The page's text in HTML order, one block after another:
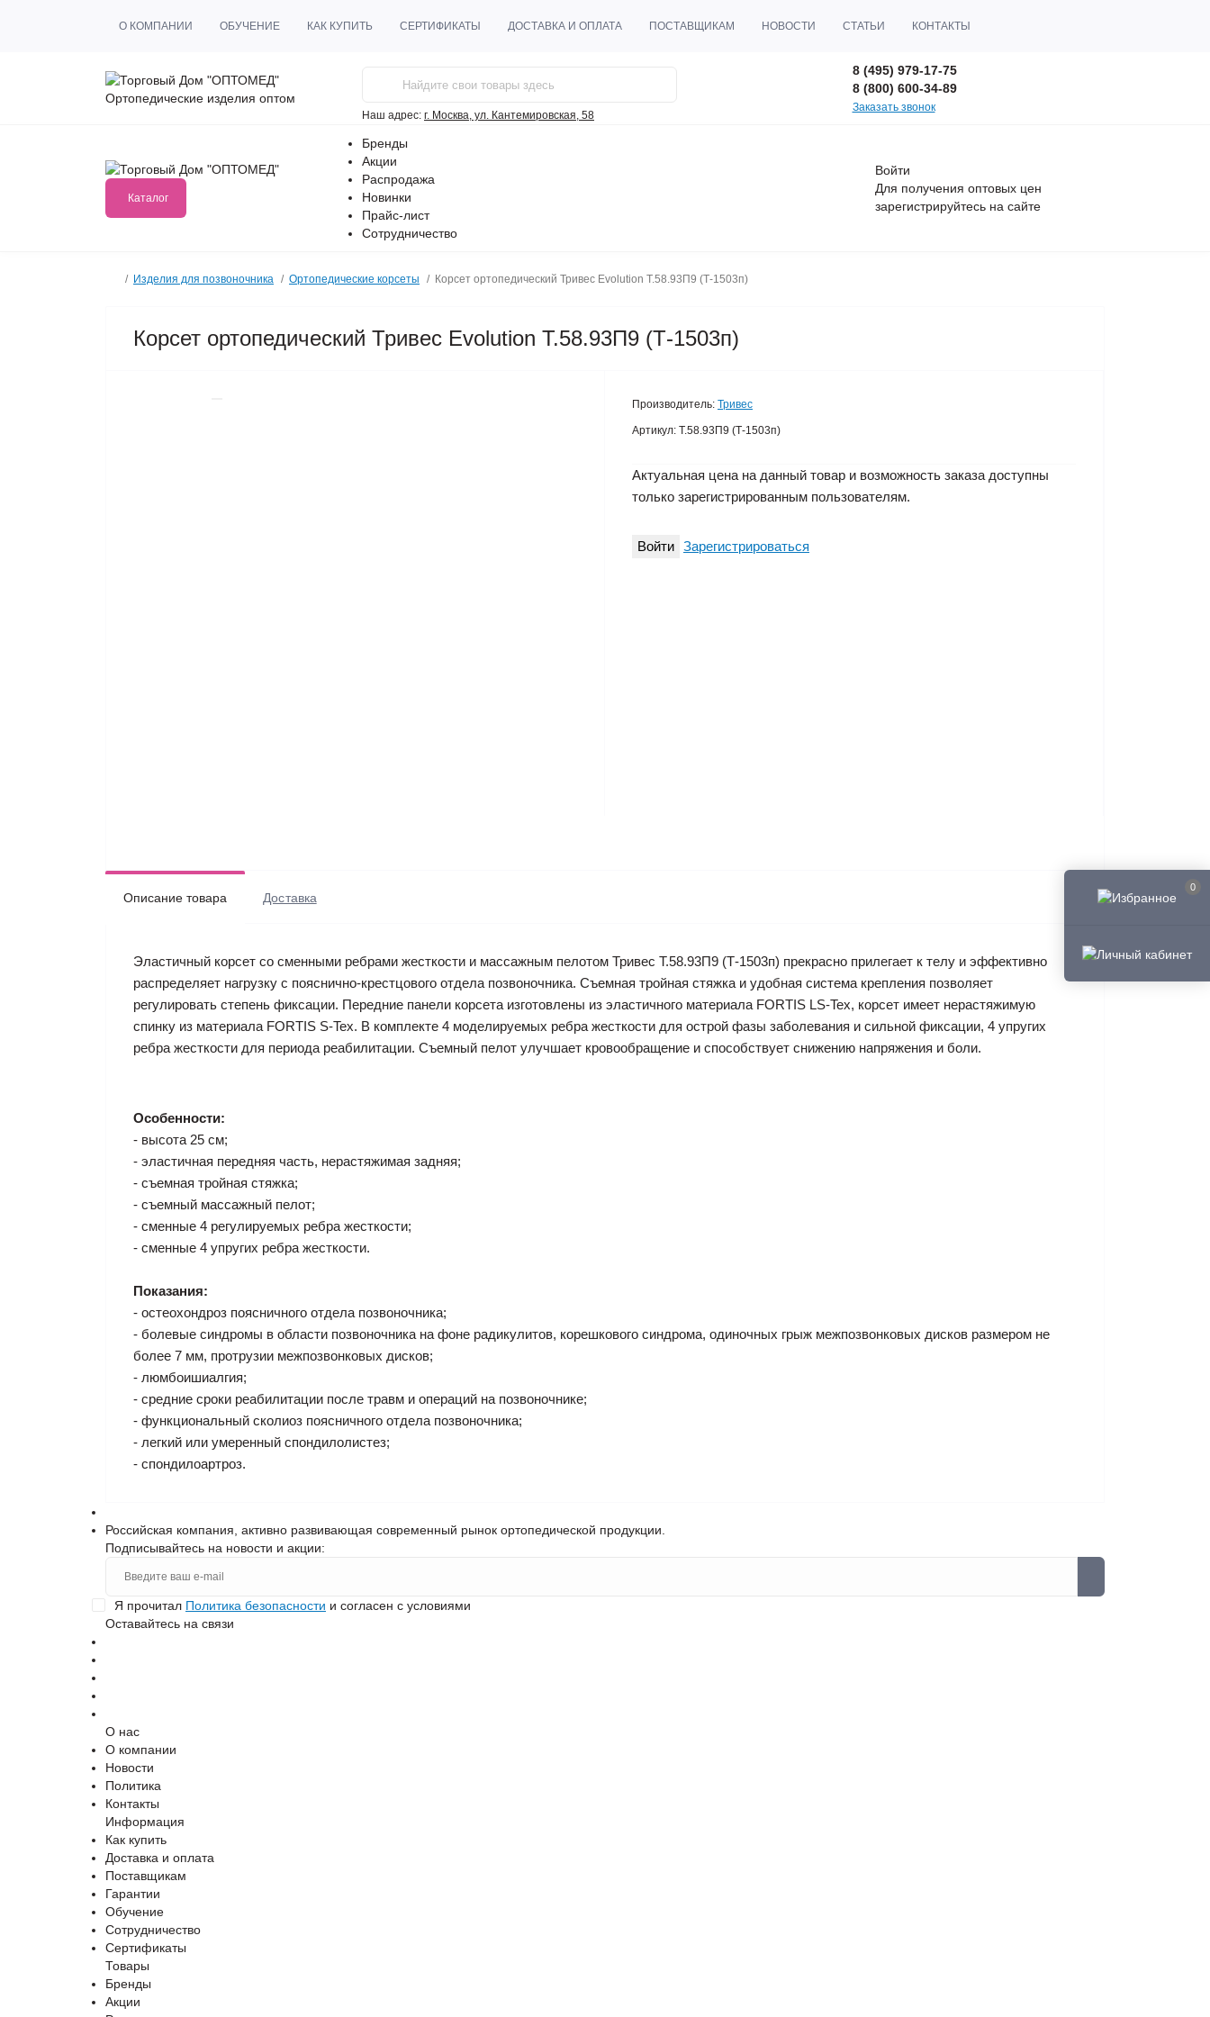
0
О КОМПАНИИ ОБУЧЕНИЕ КАК КУПИТЬ СЕРТИФИКАТЫ ДОСТАВКА И ОПЛАТА ПОСТАВЩИКАМ НОВОСТИ СТАТЬИ КОНТАКТЫ
Ортопедические изделия оптом
Наш адрес: г. Москва, ул. Кантемировская, 58
8 (495) 979-17-75
8 (800) 600-34-89
Заказать звонок
Каталог
Бренды
Акции
Распродажа
Новинки
Прайс-лист
Сотрудничество
Войти
Для получения оптовых цен
зарегистрируйтесь на сайте
Изделия для позвоночника Ортопедические корсеты Корсет ортопедический Тривес Evolution Т.58.93П9 (Т-1503п)
Корсет ортопедический Тривес Evolution Т.58.93П9 (Т-1503п)
Производитель: Тривес
Артикул: Т.58.93П9 (Т-1503п)
Актуальная цена на данный товар и возможность заказа доступны
только зарегистрированным пользователям.
Войти Зарегистрироваться
Описание товара Доставка
Эластичный корсет со сменными ребрами жесткости и массажным пелотом Тривес Т.58.93П9 (Т-1503п) прекрасно прилегает к телу и эффективно
распределяет нагрузку с пояснично-крестцового отдела позвоночника. Съемная тройная стяжка и удобная система крепления позволяет
регулировать степень фиксации. Передние панели корсета изготовлены из эластичного материала FORTIS LS-Tex, корсет имеет нерастяжимую
спинку из материала FORTIS S-Tex. В комплекте 4 моделируемых ребра жесткости для острой фазы заболевания и сильной фиксации, 4 упругих
ребра жесткости для периода реабилитации. Съемный пелот улучшает кровообращение и способствует снижению напряжения и боли.
Особенности:
- высота 25 см;
- эластичная передняя часть, нерастяжимая задняя;
- съемная тройная стяжка;
- съемный массажный пелот;
- сменные 4 регулируемых ребра жесткости;
- сменные 4 упругих ребра жесткости.
Показания:
- остеохондроз поясничного отдела позвоночника;
- болевые синдромы в области позвоночника на фоне радикулитов, корешкового синдрома, одиночных грыж межпозвонковых дисков размером не
более 7 мм, протрузии межпозвонковых дисков;
- люмбоишиалгия;
- средние сроки реабилитации после травм и операций на позвоночнике;
- функциональный сколиоз поясничного отдела позвоночника;
- легкий или умеренный спондилолистез;
- спондилоартроз.
Российская компания, активно развивающая современный рынок ортопедической продукции.
Подписывайтесь на новости и акции:
Я прочитал Политика безопасности и согласен с условиями
Оставайтесь на связи
О нас
О компании
Новости
Политика
Контакты
Информация
Как купить
Доставка и оплата
Поставщикам
Гарантии
Обучение
Сотрудничество
Сертификаты
Товары
Бренды
Акции